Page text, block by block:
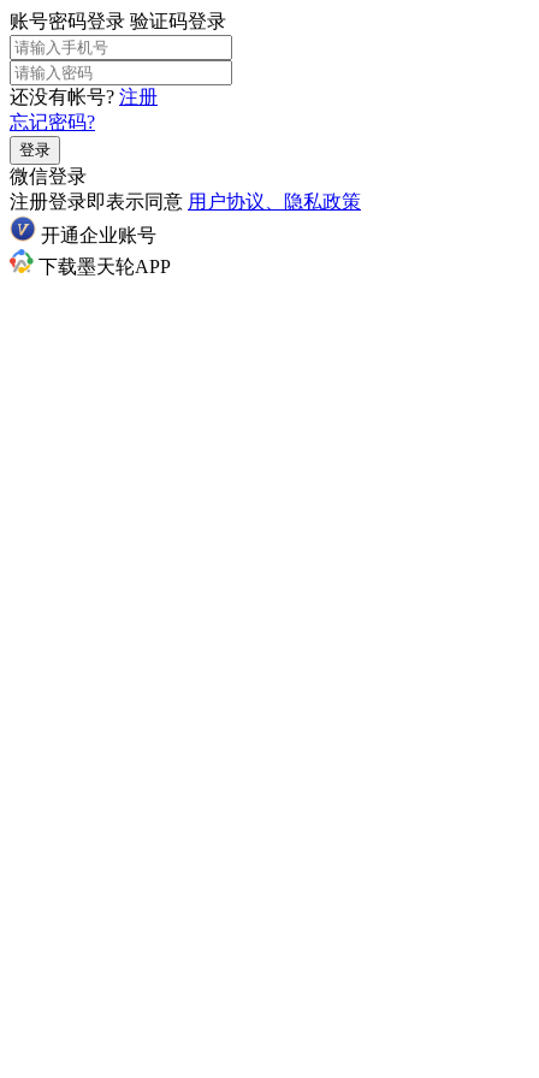
账号密码登录 验证码登录
还没有帐号? 注册
忘记密码?
登录
微信登录
注册登录即表示同意 用户协议、隐私政策
开通企业账号
下载墨天轮APP